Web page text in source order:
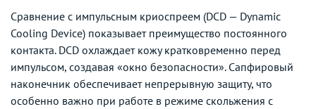
Сравнение с импульсным криоспреем (DCD — Dynamic
Cooling Device) показывает преимущество постоянного
контакта. DCD охлаждает кожу кратковременно перед
импульсом, создавая «окно безопасности». Сапфировый
наконечник обеспечивает непрерывную защиту, что
особенно важно при работе в режиме скольжения с